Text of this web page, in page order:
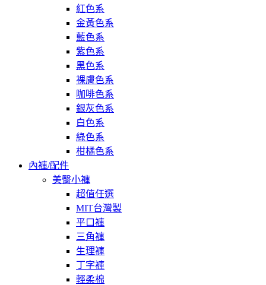
紅色系
金黃色系
藍色系
紫色系
黑色系
裸膚色系
咖啡色系
銀灰色系
白色系
綠色系
柑橘色系
內褲/配件
美臀小褲
超值任選
MIT台灣製
平口褲
三角褲
生理褲
丁字褲
輕柔棉